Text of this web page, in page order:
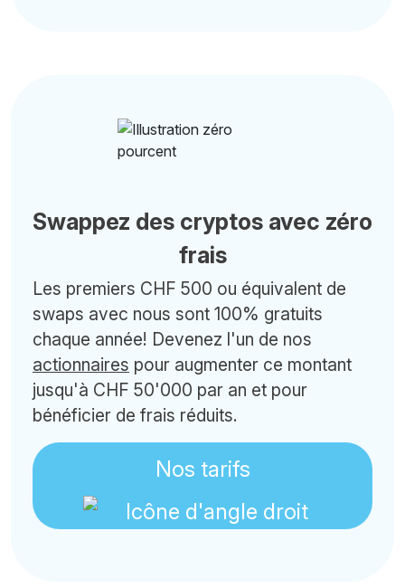
Swappez des cryptos avec zéro
frais
Les premiers CHF 500 ou équivalent de
swaps avec nous sont 100% gratuits
chaque année! Devenez l'un de nos
actionnaires pour augmenter ce montant
jusqu'à CHF 50'000 par an et pour
bénéficier de frais réduits.
Nos tarifs